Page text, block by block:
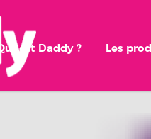
Qui est Daddy ? Les